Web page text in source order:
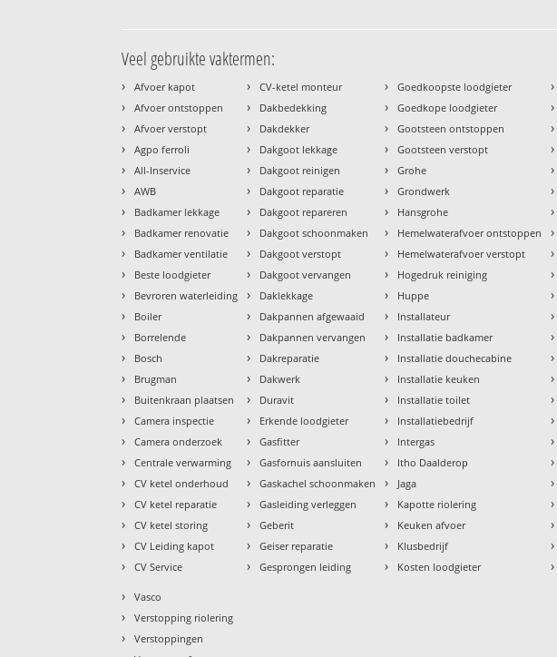
Veel gebruikte vaktermen:
› Afvoer kapot
› Afvoer ontstoppen
› Afvoer verstopt
› Agpo ferroli
› All-Inservice
› AWB
› Badkamer lekkage
› Badkamer renovatie
› Badkamer ventilatie
› Beste loodgieter
› Bevroren waterleiding
› Boiler
› Borrelende
› Bosch
› Brugman
› Buitenkraan plaatsen
› Camera inspectie
› Camera onderzoek
› Centrale verwarming
› CV ketel onderhoud
› CV ketel reparatie
› CV ketel storing
› CV Leiding kapot
› CV Service
› CV-ketel monteur
› Dakbedekking
› Dakdekker
› Dakgoot lekkage
› Dakgoot reinigen
› Dakgoot reparatie
› Dakgoot repareren
› Dakgoot schoonmaken
› Dakgoot verstopt
› Dakgoot vervangen
› Daklekkage
› Dakpannen afgewaaid
› Dakpannen vervangen
› Dakreparatie
› Dakwerk
› Duravit
› Erkende loodgieter
› Gasfitter
› Gasfornuis aansluiten
› Gaskachel schoonmaken
› Gasleiding verleggen
› Geberit
› Geiser reparatie
› Gesprongen leiding
› Goedkoopste loodgieter
› Goedkope loodgieter
› Gootsteen ontstoppen
› Gootsteen verstopt
› Grohe
› Grondwerk
› Hansgrohe
› Hemelwaterafvoer ontstoppen
› Hemelwaterafvoer verstopt
› Hogedruk reiniging
› Huppe
› Installateur
› Installatie badkamer
› Installatie douchecabine
› Installatie keuken
› Installatie toilet
› Installatiebedrijf
› Intergas
› Itho Daalderop
› Jaga
› Kapotte riolering
› Keuken afvoer
› Klusbedrijf
› Kosten loodgieter
›
›
›
›
›
›
›
›
›
›
›
›
›
›
›
›
›
›
›
›
›
›
›
›
› Vasco
› Verstopping riolering
› Verstoppingen